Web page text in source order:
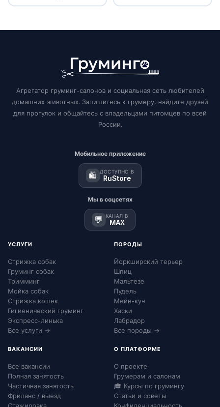
Агрегатор груминг-салонов и социальная сеть любителей
домашних животных. Запишитесь к грумеру, найдите друзей
для прогулок и общайтесь с владельцами питомцев по всей
России.
Мобильное приложение
🛍️ ДОСТУПНО В
RuStore
Мы в соцсетях
💬 КАНАЛ В
MAX
УСЛУГИ
Стрижка собак
Груминг собак
Тримминг
Мойка собак
Стрижка кошек
Гигиенический груминг
Экспресс-линька
Все услуги →
ПОРОДЫ
Йоркширский терьер
Шпиц
Мальтезе
Пудель
Мейн-кун
Хаски
Лабрадор
Все породы →
ВАКАНСИИ
Все вакансии
Полная занятость
Частичная занятость
Фриланс / выезд
О ПЛАТФОРМЕ
О проекте
Грумерам и салонам
🎓 Курсы по грумингу
Статьи и советы